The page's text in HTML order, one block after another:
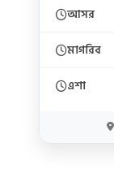
আসর
মাগরিব
এশা